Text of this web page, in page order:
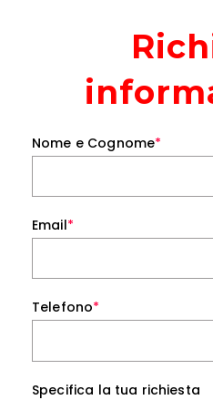
Nome e Cognome*
Email*
Telefono*
Specifica la tua richiesta